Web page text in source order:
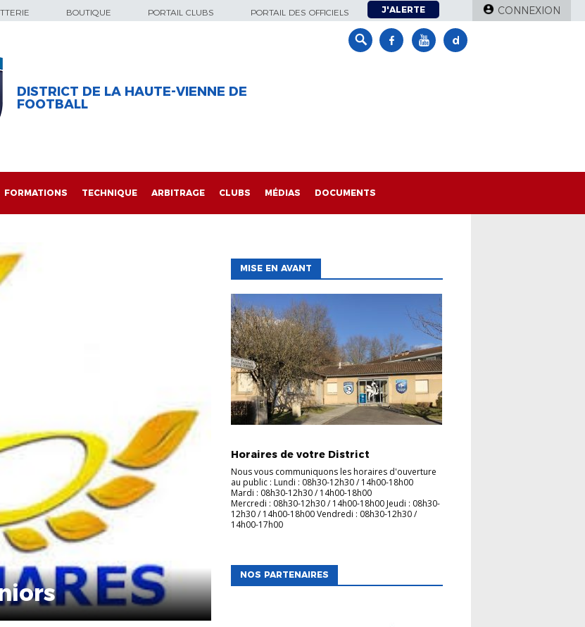
BOUTIQUE PORTAIL CLUBS PORTAIL DES OFFICIELS J'ALERTE CONNEXION
DISTRICT DE LA HAUTE-VIENNE DE
FOOTBALL
FORMATIONS TECHNIQUE ARBITRAGE CLUBS MÉDIAS DOCUMENTS
MISE EN AVANT
Horaires de votre District
Nous vous communiquons les horaires d'ouverture
au public : Lundi : 08h30-12h30 / 14h00-18h00
Mardi : 08h30-12h30 / 14h00-18h00
Mercredi : 08h30-12h30 / 14h00-18h00 Jeudi : 08h30-
12h30 / 14h00-18h00 Vendredi : 08h30-12h30 /
14h00-17h00
NOS PARTENAIRES